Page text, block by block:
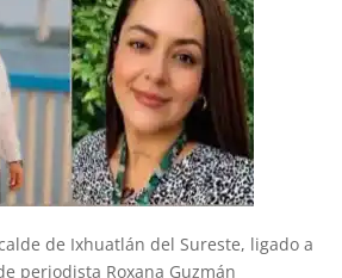
de Ixhuatlán del Sureste, ligado a
periodista Roxana Guzmán